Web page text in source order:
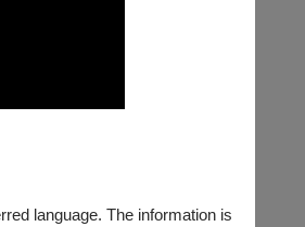
language. The information is